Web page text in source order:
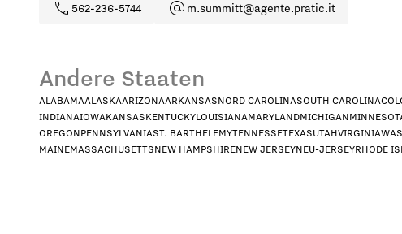
562-236-5744 m.summitt@agente.pratic.it
Andere Staaten
ALABAMAALASKAARIZONAARKANSASNORD CAROLINASOUTH CAROLINA
INDIANAIOWAKANSASKENTUCKYLOUISIANAMARYLANDMICHIGAN
OREGONPENNSYLVANIAST. BARTHELEMYTENNESSETEXASUTAHVIRGINIA
MAINEMASSACHUSETTSNEW HAMPSHIRENEW JERSEYNEU-JERSEYRHODE